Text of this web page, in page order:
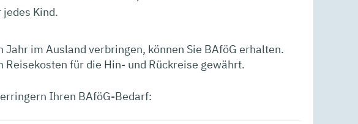
Kind.
im Ausland verbringen, können Sie BAföG erhalten.
für die Hin- und Rückreise gewährt.
Ihren BAföG-Bedarf: